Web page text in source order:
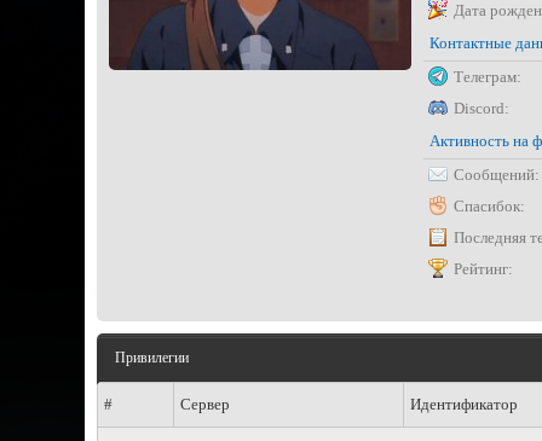
Дата
Контактные
Телеграм:
Discord:
Активность на
Сообщений:
Спасибок:
Последняя
Рейтинг:
Привилегии
# Сервер Идентификатор